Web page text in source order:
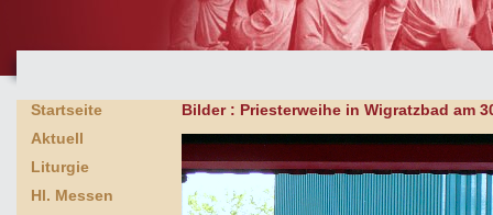
Startseite
Aktuell
Liturgie
Hl. Messen
Bilder : Priesterweihe in Wigratzbad am